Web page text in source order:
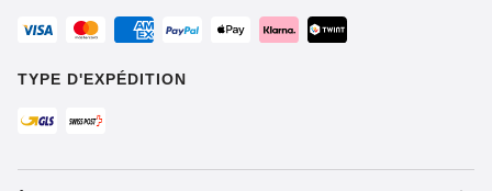
TYPE D'EXPÉDITION